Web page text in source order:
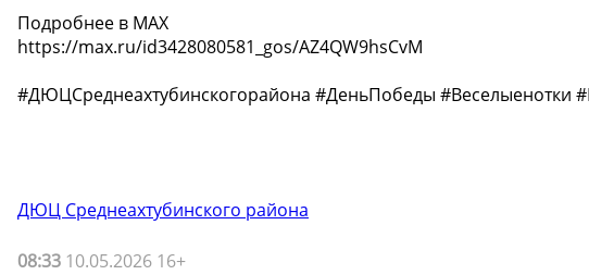
Подробнее в МАХ
https://max.ru/id3428080581_gos/AZ4QW9hsCvM
#ДЮЦСреднеахтубинскогорайона #ДеньПобеды #Веселыенотки
ДЮЦ Среднеахтубинского района
08:33 10.05.2026 16+